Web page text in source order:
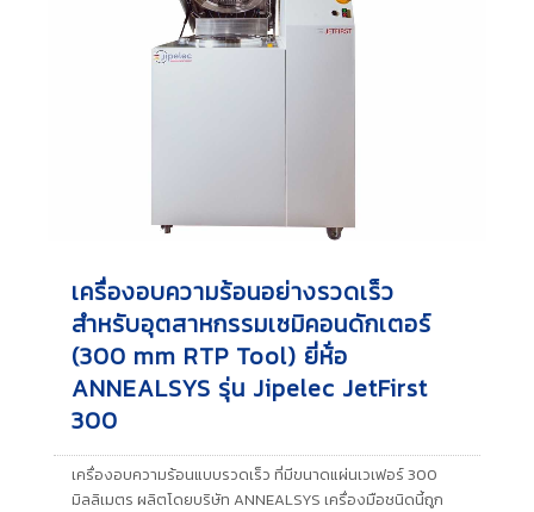
เครื่องอบความร้อนอย่างรวดเร็ว
สำหรับอุตสาหกรรมเซมิคอนดักเตอร์
(300 mm RTP Tool) ยี่ห้่อ
ANNEALSYS รุ่น Jipelec JetFirst
300
เครื่องอบความร้อนแบบรวดเร็ว ที่มีขนาดแผ่นเวเฟอร์ 300
มิลลิเมตร ผลิตโดยบริษัท ANNEALSYS เครื่องมือชนิดนี้ถูก